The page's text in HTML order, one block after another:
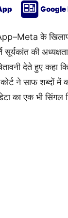
Google
के
सूर्यकांत की
देते हुए कहा
ने साफ शब्दों में
का एक भी सिंगल